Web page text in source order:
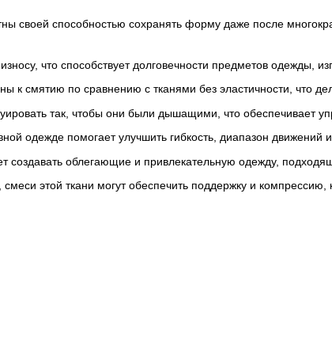
своей способностью сохранять форму даже после
что способствует долговечности предметов одежды,
к смятию по сравнению с тканями без эластичности, что
так, чтобы они были дышащими, что обеспечивает
одежде помогает улучшить гибкость, диапазон
создавать облегающие и привлекательную одежду,
смеси этой ткани могут обеспечить поддержку и